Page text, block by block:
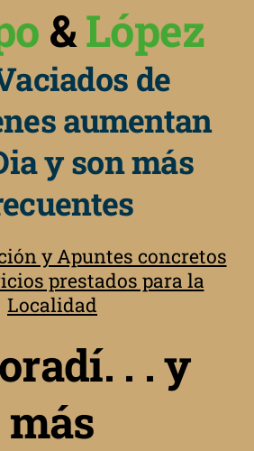
&López
de
aumentan
y son más
y Apuntes concretos
prestados para la
Localidad
. . y
más